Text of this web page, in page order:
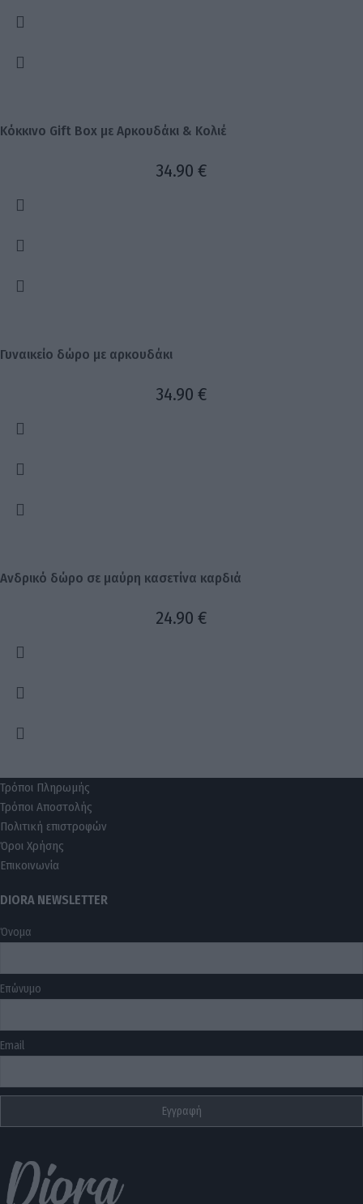
Κόκκινο Gift Box με Αρκουδάκι & Κολιέ
34.90 €
Γυναικείο δώρο με αρκουδάκι
34.90 €
Ανδρικό δώρο σε μαύρη κασετίνα καρδιά
24.90 €
Τρόποι Πληρωμής
Τρόποι Αποστολής
Πολιτική επιστροφών
Όροι Χρήσης
Επικοινωνία
DIORA NEWSLETTER
Όνομα
Επώνυμο
Email